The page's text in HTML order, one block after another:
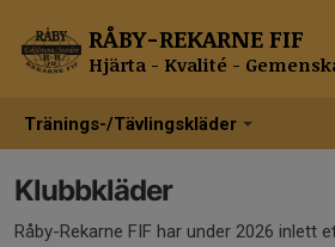
Tränings-/Tävlingskläder
RÅBY-REKARNE FIF
Hjärta - Kvalité -
Klubbkläder
Råby-Rekarne FIF har under 2026 inlett